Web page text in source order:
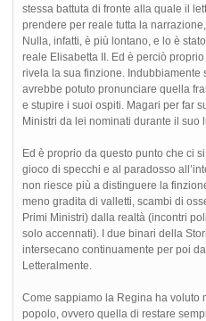
stessa battuta di fronte alla quale il
prendere per reale tutta la
Nulla, infatti, è più lontano, e lo è
reale Elisabetta II. Ed è perciò
rivela la sua finzione. Indubbiamente
avrebbe potuto pronunciare quella
e stupire i suoi ospiti. Magari per far
Ministri da lei nominati durante il suo
Ed è proprio da questo punto che ci
gioco di specchi e al paradosso
non riesce più a distinguere la
meno gradita di valletti, scambi di
Primi Ministri) dalla realtà (incontri
solo accennati). I due binari della
intersecano continuamente per poi
Letteralmente.
Come sappiamo la Regina ha voluto
popolo, ovvero quella di restare